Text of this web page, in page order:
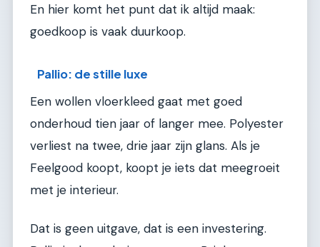
En hier komt het punt dat ik altijd maak:
goedkoop is vaak duurkoop.
Pallio: de stille luxe
Een wollen vloerkleed gaat met goed
onderhoud tien jaar of langer mee. Polyester
verliest na twee, drie jaar zijn glans. Als je
Feelgood koopt, koopt je iets dat meegroeit
met je interieur.
Dat is geen uitgave, dat is een investering.